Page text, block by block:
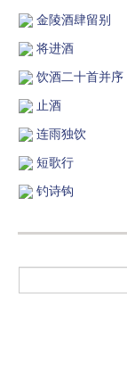
金陵酒肆留别
将进酒
饮酒二十首并序
止酒
连雨独饮
短歌行
钓诗钩